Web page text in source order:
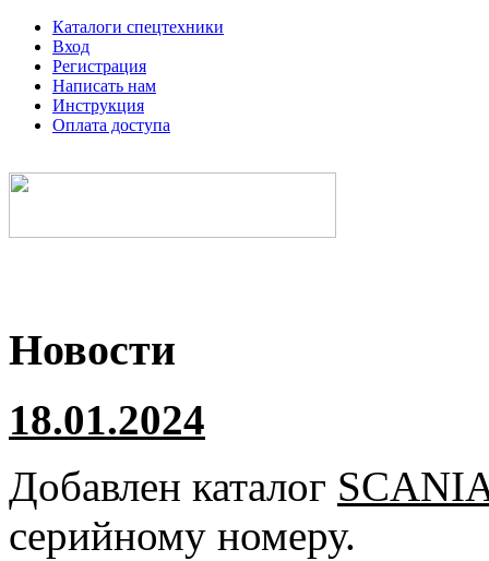
Каталоги спецтехники
Вход
Регистрация
Написать нам
Инструкция
Оплата доступа
Новости
18.01.2024
Добавлен каталог
серийному номеру.